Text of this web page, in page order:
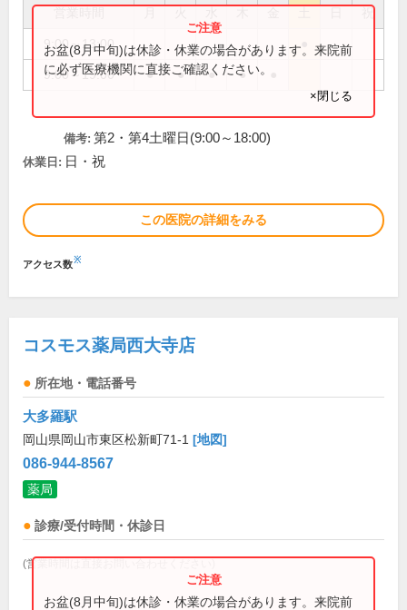
祝
9:00～13:00
9:00～19:00 ● ● ● ●
お盆(8月中旬)は休診・休業の場合があります。来院前
に必ず医療機関に直接ご確認ください。
×閉じる
備考: 第2・第4土曜日(9:00～18:00)
休業日: 日・祝
この医院の詳細をみる
アクセス数※
コスモス薬局西大寺店
所在地・電話番号
大多羅駅
岡山県岡山市東区松新町71-1 [地図]
086-944-8567
薬局
診療/受付時間・休診日
(営業時間は直接お問い合わせください)
お盆(8月中旬)は休診・休業の場合があります。来院前